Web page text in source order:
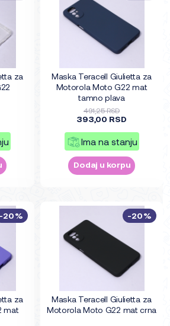
za
Maska Teracell Giulietta za
Motorola Moto G22 mat
tamno plava
491,25 RSD
393,00 RSD
Ima na stanju
Dodaj u korpu
za
mat
-20%
Maska Teracell Giulietta za
Motorola Moto G22 mat crna
-20%